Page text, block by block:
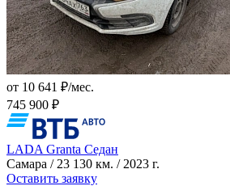
от 10 641 ₽/мес.
745 900 ₽
LADA Granta Седан
Самара / 23 130 км. / 2023 г.
Оставить заявку